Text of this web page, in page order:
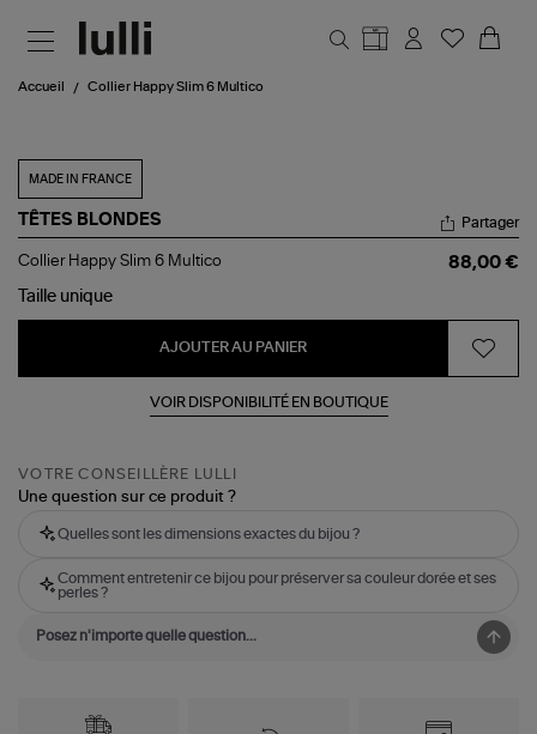
Accueil Collier Happy Slim 6 Multico
MADE IN FRANCE
TÊTES BLONDES
Collier
Slim
Partager
Collier Happy Slim 6 Multico
88,00 €
Taille unique
AJOUTER AU PANIER
VOIR DISPONIBILITÉ EN BOUTIQUE
VOTRE CONSEILLÈRE LULLI
Une question sur ce produit ?
Quelles sont les dimensions exactes du bijou ?
Comment entretenir ce bijou pour préserver sa couleur dorée et ses
perles ?